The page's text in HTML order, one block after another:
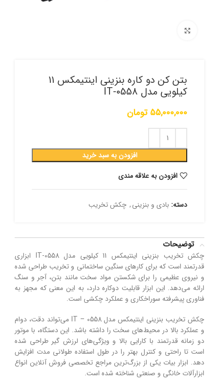
بتن کن دو کاره بنزینی اینتیمکس 11
کیلویی مدل IT-0558
55,000,000 تومان
افزودن به سبد خرید
افزودن به علاقه مندی
دسته: بادی و بنزینی, چکش تخریب
توضیحات
چکش تخریب بنزینی اینتیمکس 11 کیلویی مدل IT-0558 ابزاری
قدرتمند است که برای کارهای سنگین ساختمانی و تخریب طراحی شده
و نیروی عظیمی را برای شکستن مواد سخت مانند بتن، آجر و سنگ
ارائه می‌دهد. این ابزار قابلیت دوکاره دارد، به این معنی که مجهز به
فناوری پیشرفته سوراخکاری و عملکرد چکشی است.
چکش تخریب بنزینی اینتیمکس مدل 0558 – IT می‌تواند دقت، دوام
و عملکرد بالا در محیط‌های سخت را داشته باشد. این دستگاه، با موتور
دو زمانه قدرتمند با کارایی بالا و ویژگی‌های لرزش گیر طراحی شده
است تا راحتی و کنترل بهتر را در طول استفاده طولانی مدت افزایش
دهد. ابزار بیات یکی از بزرگ‌ترین مراجع تخصصی فروش آنلاین انواع
ابزارآلات خانگی و صنعتی شناخته شده است.